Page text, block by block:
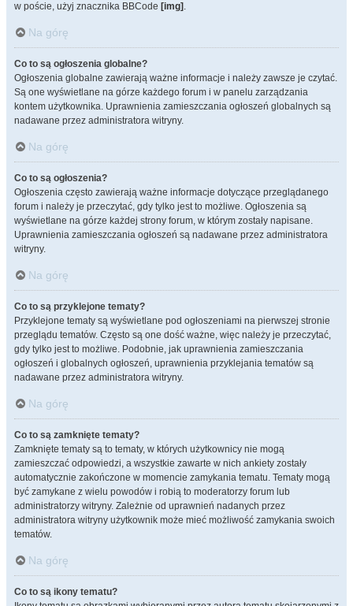
w poście, użyj znacznika BBCode [img] .
Na górę
Co to są ogłoszenia globalne?
Ogłoszenia globalne zawierają ważne informacje i należy zawsze je czytać.
Są one wyświetlane na górze każdego forum i w panelu zarządzania
kontem użytkownika. Uprawnienia zamieszczania ogłoszeń globalnych są
nadawane przez administratora witryny.
Na górę
Co to są ogłoszenia?
Ogłoszenia często zawierają ważne informacje dotyczące przeglądanego
forum i należy je przeczytać, gdy tylko jest to możliwe. Ogłoszenia są
wyświetlane na górze każdej strony forum, w którym zostały napisane.
Uprawnienia zamieszczania ogłoszeń są nadawane przez administratora
witryny.
Na górę
Co to są przyklejone tematy?
Przyklejone tematy są wyświetlane pod ogłoszeniami na pierwszej stronie
przeglądu tematów. Często są one dość ważne, więc należy je przeczytać,
gdy tylko jest to możliwe. Podobnie, jak uprawnienia zamieszczania
ogłoszeń i globalnych ogłoszeń, uprawnienia przyklejania tematów są
nadawane przez administratora witryny.
Na górę
Co to są zamknięte tematy?
Zamknięte tematy są to tematy, w których użytkownicy nie mogą
zamieszczać odpowiedzi, a wszystkie zawarte w nich ankiety zostały
automatycznie zakończone w momencie zamykania tematu. Tematy mogą
być zamykane z wielu powodów i robią to moderatorzy forum lub
administratorzy witryny. Zależnie od uprawnień nadanych przez
administratora witryny użytkownik może mieć możliwość zamykania swoich
tematów.
Na górę
Co to są ikony tematu?